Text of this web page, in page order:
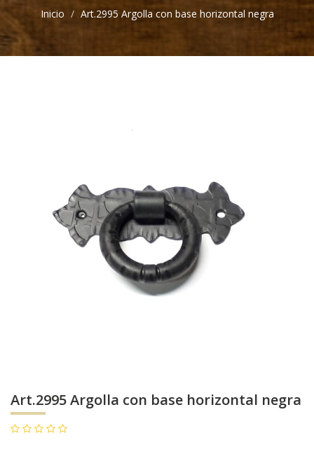
Inicio Art.2995 Argolla con base horizontal negra
Art.2995 Argolla con base horizontal negra